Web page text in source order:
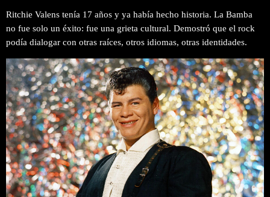
Ritchie Valens tenía 17 años y ya había hecho historia. La Bamba
no fue solo un éxito: fue una grieta cultural. Demostró que el rock
podía dialogar con otras raíces, otros idiomas, otras identidades.